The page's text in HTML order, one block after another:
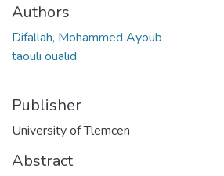
Authors
Difallah, Mohammed Ayoub
taouli oualid
Publisher
University of Tlemcen
Abstract